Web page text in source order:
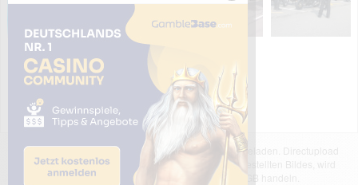
Das dargestellte Bild wurde von einem Nutzer hochgeladen. Directupload
übernimmt keinerlei Haftung für den Inhalt des dargestellten Bildes, wird
jedoch bei Verstößen nach §2(3) unserer AGB handeln.